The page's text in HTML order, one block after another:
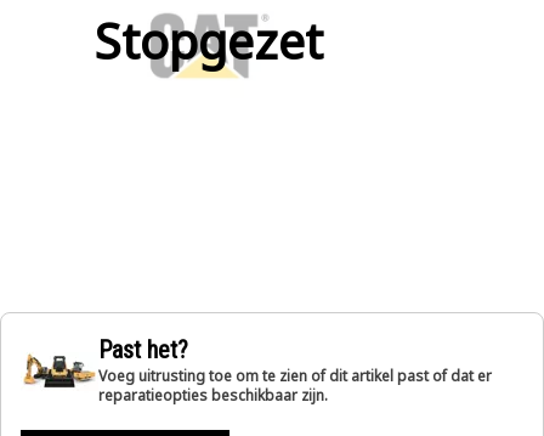
Stopgezet
Past het?
Voeg uitrusting toe om te zien of dit artikel past of dat er
reparatieopties beschikbaar zijn.